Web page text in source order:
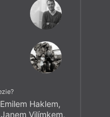
Haklem,
Vilímkem,